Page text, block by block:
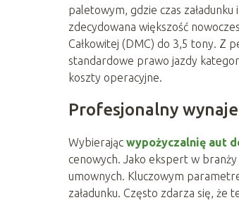
paletowym, gdzie czas
zdecydowana większość
Całkowitej (DMC) do 3,5 tony. Z
standardowe prawo jazdy
koszty operacyjne.
Profesjonalny
Wybierając wypożyczalnię aut
cenowych. Jako ekspert w
umownych. Kluczowym
załadunku. Często zdarza się,